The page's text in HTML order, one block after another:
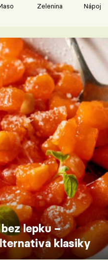
Zelenina Nápoje
lepku –
klasiky